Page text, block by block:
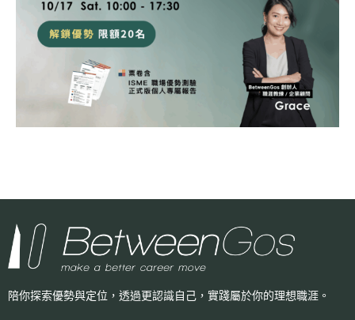
陪你探索優勢與定位，透過更認識自己， 實踐屬於你的理想職涯。